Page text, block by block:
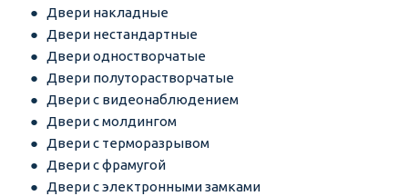
Двери накладные
Двери нестандартные
Двери одностворчатые
Двери полуторастворчатые
Двери с видеонаблюдением
Двери с молдингом
Двери с терморазрывом
Двери с фрамугой
Двери с электронными замками